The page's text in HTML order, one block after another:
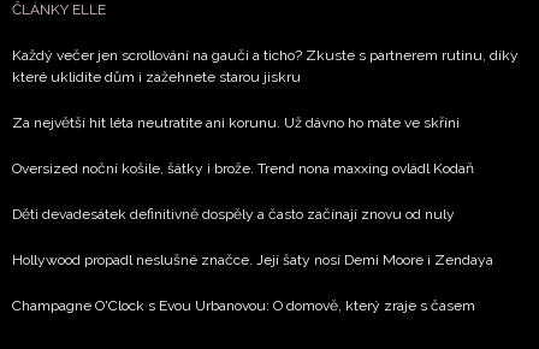
ochrany soukromí
vyhodnocení akce a zasílání novinek.
Chcete navíc dostávat i další zajímavé a exkluzivní
zpracováním údajů k tomuto účelu podle Zásad ochrany
ČLÁNKY ELLE
Každý večer jen scrollování na gauči a ticho? Zkuste s partnerem rutinu, díky
které uklidíte dům i zažehnete starou jiskru
Za největší hit léta neutratíte ani korunu. Už dávno ho máte ve skříni
Oversized noční košile, šátky i brože. Trend nona maxxing ovládl Kodaň
Děti devadesátek definitivně dospěly a často začínají znovu od nuly
Hollywood propadl neslušné značce. Její šaty nosí Demi Moore i Zendaya
Champagne O'Clock s Evou Urbanovou: O domově, který zraje s časem